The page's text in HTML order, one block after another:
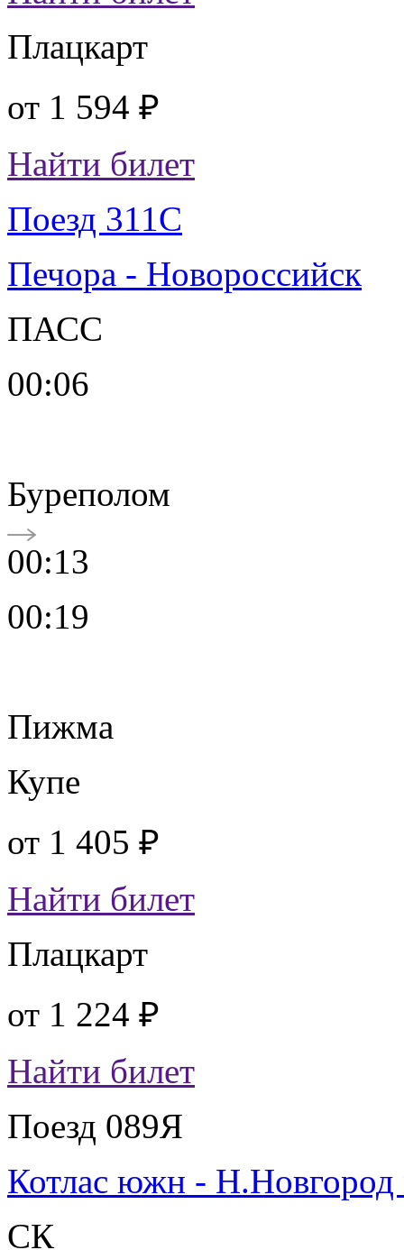
Плацкарт
от 1 594 ₽
Найти билет
Поезд 311С
Печора - Новороссийск
ПАСС
00:06
Буреполом
00:13
00:19
Пижма
Купе
от 1 405 ₽
Найти билет
Плацкарт
от 1 224 ₽
Найти билет
Поезд 089Я
Котлас южн -
СК